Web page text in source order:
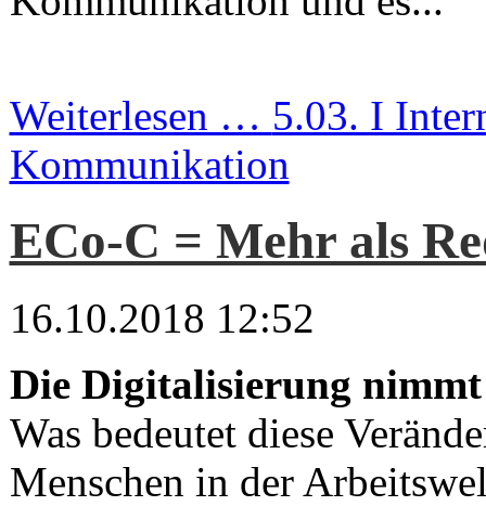
Weiterlesen … 5.03. I
Kommunikation
ECo-C = Mehr als
16.10.2018 12:52
Die Digitalisierung
Was bedeutet diese
Menschen in der